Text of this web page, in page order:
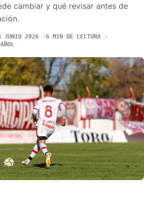
cambiar y qué revisar antes de
JUNIO 2026
6 MIN DE LECTURA